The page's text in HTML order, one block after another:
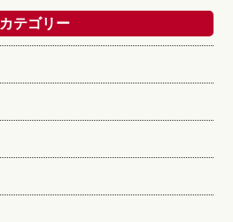
カテゴリー